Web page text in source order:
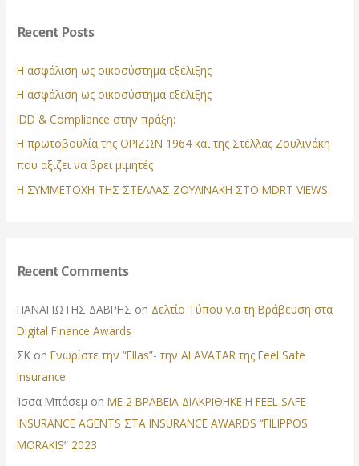
h
o
r
:
Recent Posts
Η ασφάλιση ως οικοσύστημα εξέλιξης
Η ασφάλιση ως οικοσύστημα εξέλιξης
IDD & Compliance στην πράξη:
Η πρωτοβουλία της ΟΡΙΖΩΝ 1964 και της Στέλλας Ζουλινάκη
που αξίζει να βρει μιμητές
Η ΣΥΜΜΕΤΟΧΗ ΤΗΣ ΣΤΕΛΛΑΣ ΖΟΥΛΙΝΑΚΗ ΣΤΟ MDRT VIEWS.
Recent Comments
ΠΑΝΑΓΙΩΤΗΣ ΔΑΒΡΗΣ on Δελτίο Τύπου για τη Βράβευση στα
Digital Finance Awards
ΣΚ onΓνωρίστε την “Ellas”- την AI AVATAR της Feel Safe
Insurance
Ίσσα Μπάσεμ onΜΕ 2 ΒΡΑΒΕΙΑ ΔΙΑΚΡΙΘΗΚΕ Η FEEL SAFE
INSURANCE AGENTS ΣΤΑ INSURANCE AWARDS “FILIPPOS
MORAKIS” 2023